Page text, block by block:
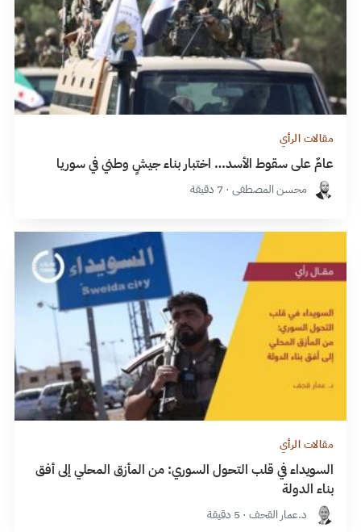
مقالات الرأي
عامٌ على سقوط الأسد… اختبار بناء جيشٍ وطني في سوريا
محسن المصطفى · 7 دقيقة
مقالات الرأي
السويداء في قلب التحول السوري: من المأزق المحلي إلى أفق
بناء الدولة
د.عمار القحف · 5 دقيقة